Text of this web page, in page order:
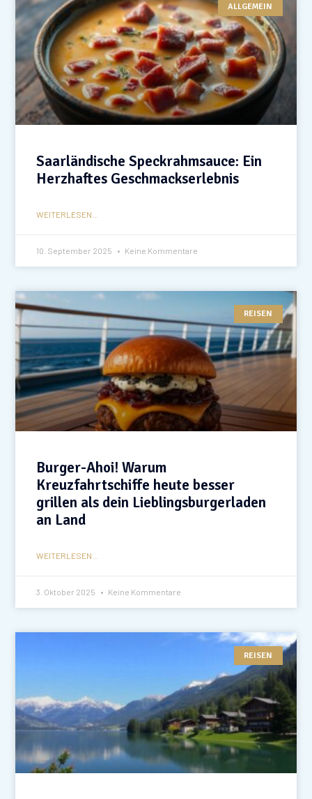
ALLGEMEIN
Saarländische Speckrahmsauce: Ein
Herzhaftes Geschmackserlebnis
WEITERLESEN...
10. September 2025 Keine Kommentare
REISEN
Burger-Ahoi! Warum
Kreuzfahrtschiffe heute besser
grillen als dein Lieblingsburgerladen
an Land
WEITERLESEN...
3. Oktober 2025 Keine Kommentare
REISEN